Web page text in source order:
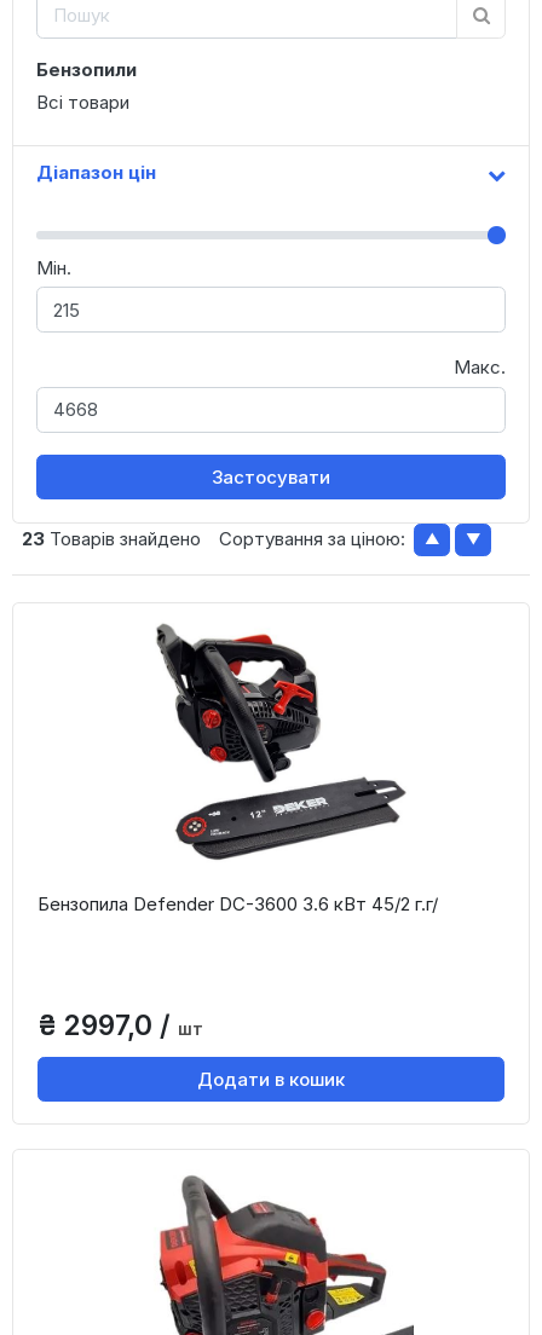
Бензопили
Всі товари
Діапазон цін
Мін.
Макс.
Застосувати
23Товарів знайдено Сортування за ціною: ▲ ▼
Бензопила Defender DC-3600 3.6 кВт 45/2 г.г/
₴ 2997,0 / шт
Додати в кошик